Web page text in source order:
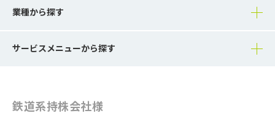
業種から探す
サービスメニューから探す
鉄道系持株会社様